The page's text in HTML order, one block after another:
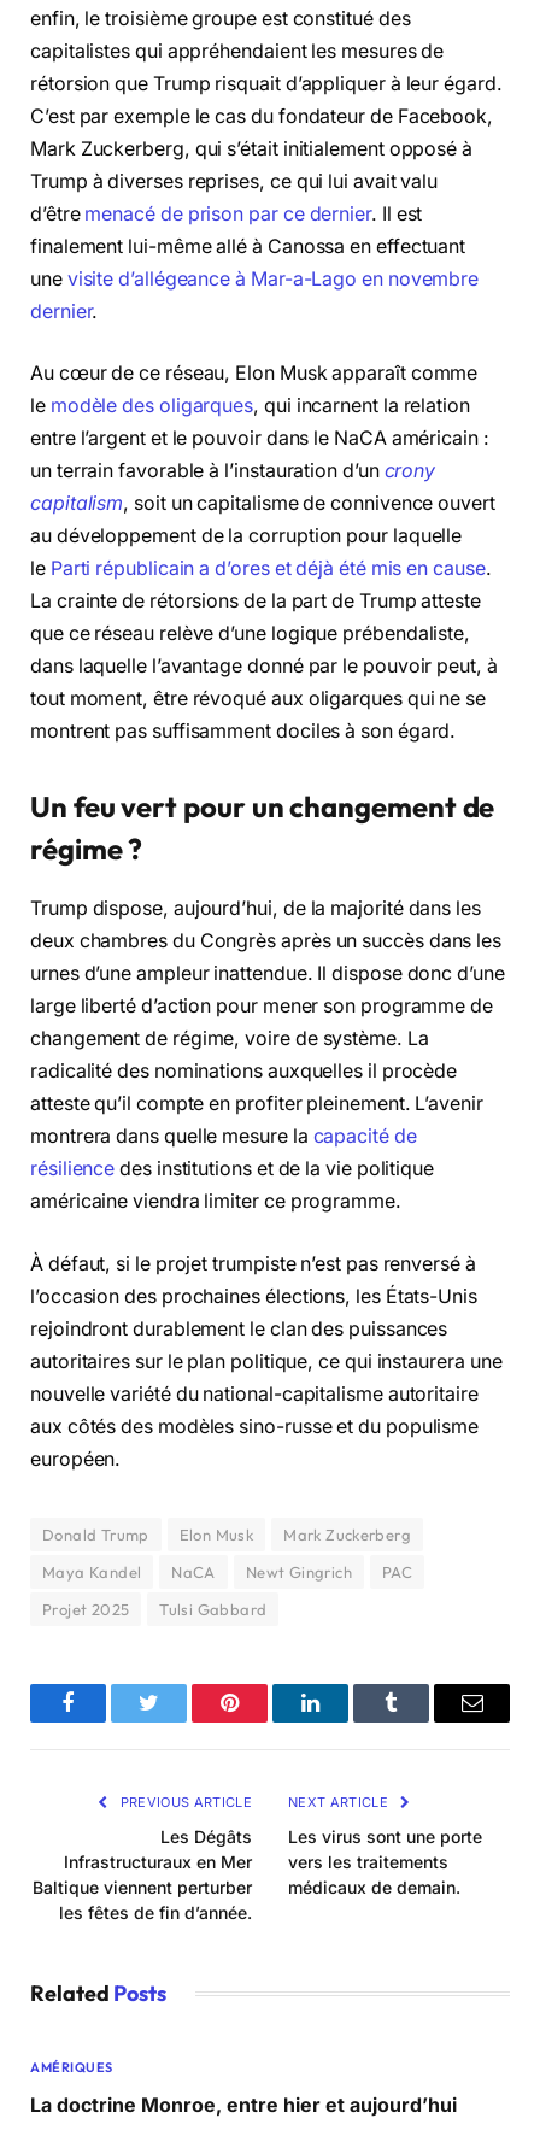
enfin, le troisième groupe est constitué des
capitalistes qui appréhendaient les mesures de
rétorsion que Trump risquait d’appliquer à leur égard.
C’est par exemple le cas du fondateur de Facebook,
Mark Zuckerberg, qui s’était initialement opposé à
Trump à diverses reprises, ce qui lui avait valu
d’être menacé de prison par ce dernier. Il est
finalement lui-même allé à Canossa en effectuant
une visite d’allégeance à Mar-a-Lago en novembre
dernier.
Au cœur de ce réseau, Elon Musk apparaît comme
le modèle des oligarques, qui incarnent la relation
entre l’argent et le pouvoir dans le NaCA américain :
un terrain favorable à l’instauration d’un crony
capitalism, soit un capitalisme de connivence ouvert
au développement de la corruption pour laquelle
le Parti républicain a d’ores et déjà été mis en cause.
La crainte de rétorsions de la part de Trump atteste
que ce réseau relève d’une logique prébendaliste,
dans laquelle l’avantage donné par le pouvoir peut, à
tout moment, être révoqué aux oligarques qui ne se
montrent pas suffisamment dociles à son égard.
Un feu vert pour un changement de
régime ?
Trump dispose, aujourd’hui, de la majorité dans les
deux chambres du Congrès après un succès dans les
urnes d’une ampleur inattendue. Il dispose donc d’une
large liberté d’action pour mener son programme de
changement de régime, voire de système. La
radicalité des nominations auxquelles il procède
atteste qu’il compte en profiter pleinement. L’avenir
montrera dans quelle mesure la capacité de
résilience des institutions et de la vie politique
américaine viendra limiter ce programme.
À défaut, si le projet trumpiste n’est pas renversé à
l’occasion des prochaines élections, les États-Unis
rejoindront durablement le clan des puissances
autoritaires sur le plan politique, ce qui instaurera une
nouvelle variété du national-capitalisme autoritaire
aux côtés des modèles sino-russe et du populisme
européen.
Donald Trump Elon Musk
Mark Zuckerberg
Maya Kandel
NaCA Newt Gingrich
PAC
Projet 2025
Tulsi Gabbard
FacebookTwitter Pinterest LinkedInTumblr Email
PREVIOUS ARTICLE
Les Dégâts
Infrastructuraux en Mer
Baltique viennent perturber
les fêtes de fin d’année.
NEXT ARTICLE
Les virus sont une porte
vers les traitements
médicaux de demain.
Related Posts
AMÉRIQUES
La doctrine Monroe, entre hier et aujourd’hui